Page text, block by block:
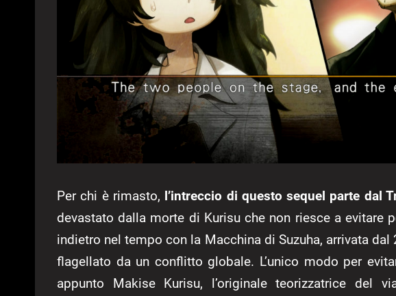
Per chi è rimasto, l’intreccio di questo sequel parte dal
devastato dalla morte di Kurisu che non riesce a evitare
indietro nel tempo con la Macchina di Suzuha, arrivata
flagellato da un conflitto globale. L’unico modo per
appunto Makise Kurisu, l’originale teorizzatrice del